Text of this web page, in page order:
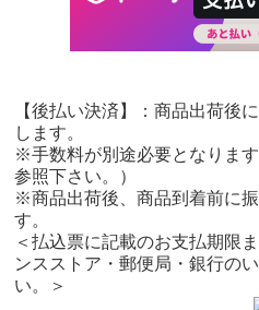
【後払い決済】：商品出荷後
します。
※手数料が別途必要となりま
参照下さい。）
※商品出荷後、商品到着前に
す。
＜払込票に記載のお支払期限
ンスストア・郵便局・銀行の
い。＞